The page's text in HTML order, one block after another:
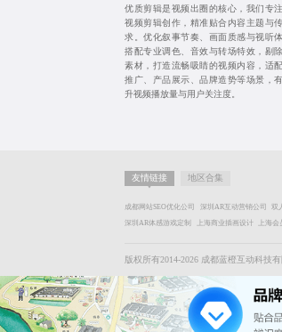
优质剪辑是视频出圈的核心，我们专
视频剪辑创作，精准贴合内容主题与
求。优化叙事节奏、画面质感与视听体
搭配专业调色、音效与转场特效，剔
素材，打造流畅吸睛的视频内容，适
推广、产品展示、品牌造势等场景，
升视频播放量与用户关注度。
友情链接 地区合集
成都网站SEO优化公司 深圳AR互动营销公司 双
深圳AR体感游戏定制
上海商业插画设计 上海
版权所有2014-2026 成都蓝橙互动科技有